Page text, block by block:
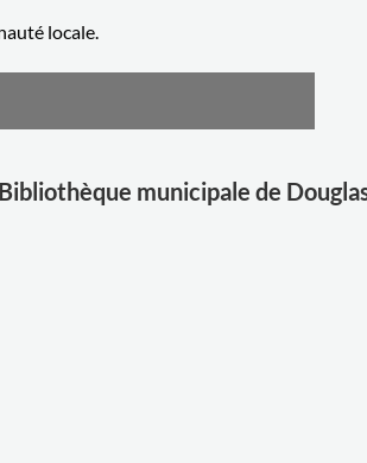
locale.
municipale de